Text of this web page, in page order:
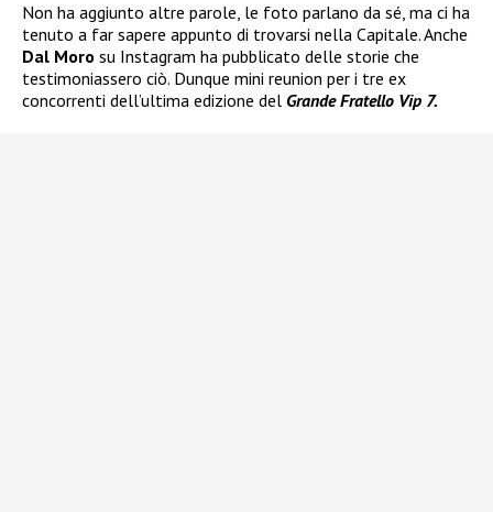
Non ha aggiunto altre parole, le foto parlano da sé, ma ci ha
tenuto a far sapere appunto di trovarsi nella Capitale. Anche
Dal Moro su Instagram ha pubblicato delle storie che
testimoniassero ciò. Dunque mini reunion per i tre ex
concorrenti dell’ultima edizione del Grande Fratello Vip 7.